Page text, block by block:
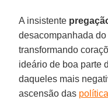
A insistente
desacompanhada
transformando
ideário de boa parte
daqueles mais
ascensão das